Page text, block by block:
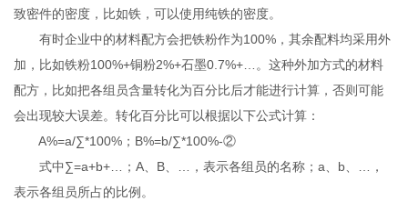
致密件的密度，比如铁，可以使用纯铁的密度。
有时企业中的材料配方会把铁粉作为100%，其余配料均采用外
加，比如铁粉100%+铜粉2%+石墨0.7%+…。这种外加方式的材料
配方，比如把各组员含量转化为百分比后才能进行计算，否则可能
会出现较大误差。转化百分比可以根据以下公式计算：
A%=a/∑*100%；B%=b/∑*100%-②
式中∑=a+b+…；A、B、…，表示各组员的名称；a、b、…，
表示各组员所占的比例。